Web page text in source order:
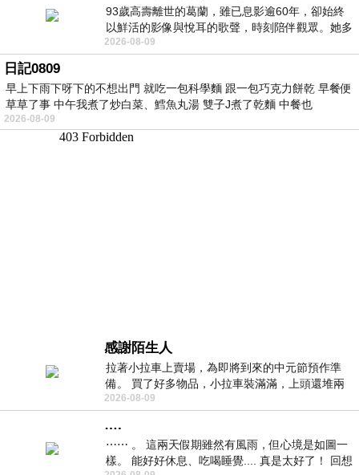
93歲高壽離世的葛蘭，雖已息影逾60年，卻始終
以鮮活的影像與悅耳的歌聲，時刻陪伴觀眾。她多
才多藝、陽光開朗的形象，不僅保留在電影
2026-08-09
日記0809
早上下雨下呀下的不想出門 就吃一包科學麵 跟一包巧克力餅乾 早餐便
草草了事 中午我煮了炒白菜、鱈魚丸湯 雙子J煮了乾麵 中餐也
2026-08-09
感謝陌生人
拉著小拉車上賣場，為即將到來的中元節預作準
備。 買了好多物品，小拉車裝滿滿，上頭還堆兩
紙箱。 雖辛苦了點，這點程度我一個人搬
2026-08-09
….
⋯⋯ 。 這兩天假期雖然有風雨，但心境是如圖一
樣。 能好好休息、吃喝睡覺.... 真是太好了！ 回想